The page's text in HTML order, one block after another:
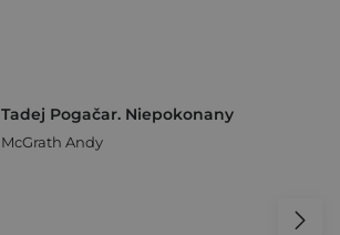
Tadej Pogačar. Niepokonany
McGrath Andy